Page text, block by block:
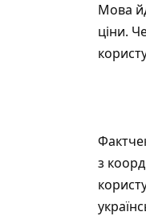
Мова
ціни.
з